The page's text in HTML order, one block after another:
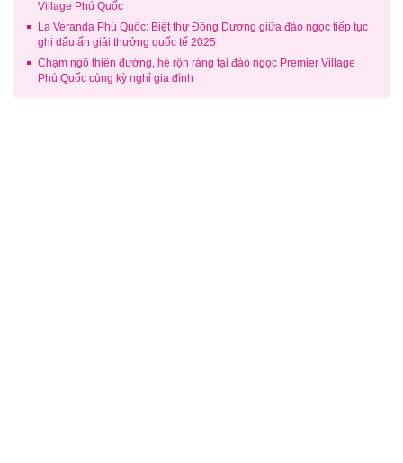
Village Phú Quốc
La Veranda Phú Quốc: Biệt thự Đông Dương giữa đảo ngọc tiếp tục
ghi dấu ấn giải thưởng quốc tế 2025
Chạm ngõ thiên đường, hè rộn ràng tại đảo ngọc Premier Village
Phú Quốc cùng kỳ nghỉ gia đình